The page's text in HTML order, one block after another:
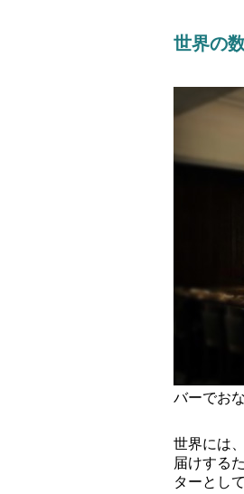
世界の
バーでお
世界には
届けする
ターとし